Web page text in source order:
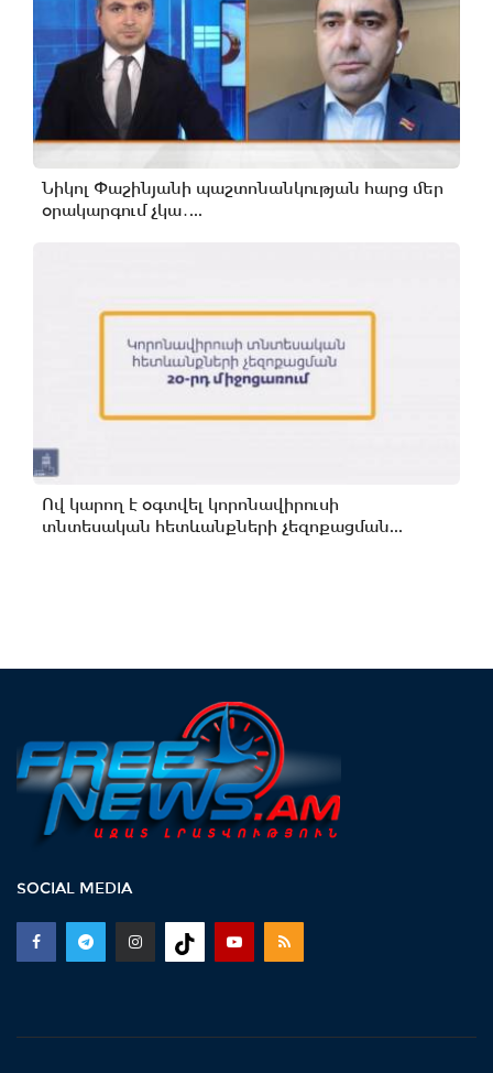
Նիկոլ Փաշինյանի պաշտոնանկության հարց մեր
օրակարգում չկա․...
Ով կարող է օգտվել կորոնավիրուսի
տնտեսական հետևանքների չեզոքացման...
SOCIAL MEDIA